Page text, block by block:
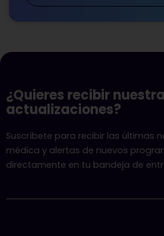
¿Quieres recibir
actualizaciones?
Suscríbete para recibir las últimas
médica y alertas de nuevos
directamente en tu bandeja de